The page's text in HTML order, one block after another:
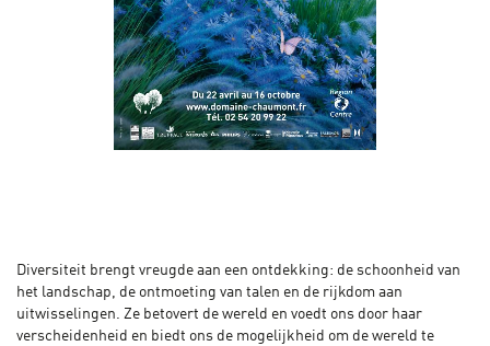
Diversiteit brengt vreugde aan een ontdekking: de schoonheid van
het landschap, de ontmoeting van talen en de rijkdom aan
uitwisselingen. Ze betovert de wereld en voedt ons door haar
verscheidenheid en biedt ons de mogelijkheid om de wereld te